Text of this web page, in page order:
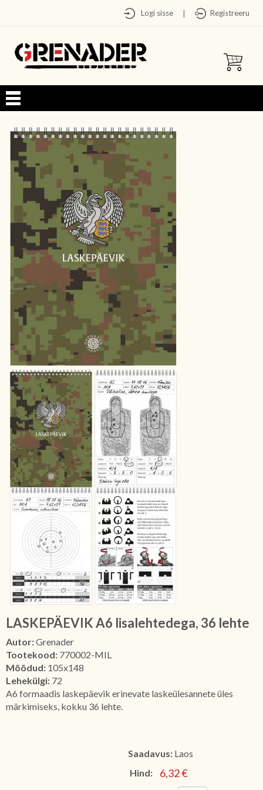
Logi sisse Registreeru
LASKEPÄEVIK A6 lisalehtedega, 36 lehte
Autor:Grenader
Tootekood: 770002-MIL
Mõõdud: 105x148
Lehekülgi: 72
A6 formaadis laskepäevik erinevate laskeülesannete üles
märkimiseks, kokku 36 lehte.
Saadavus: Laos
Hind:
6,32 €